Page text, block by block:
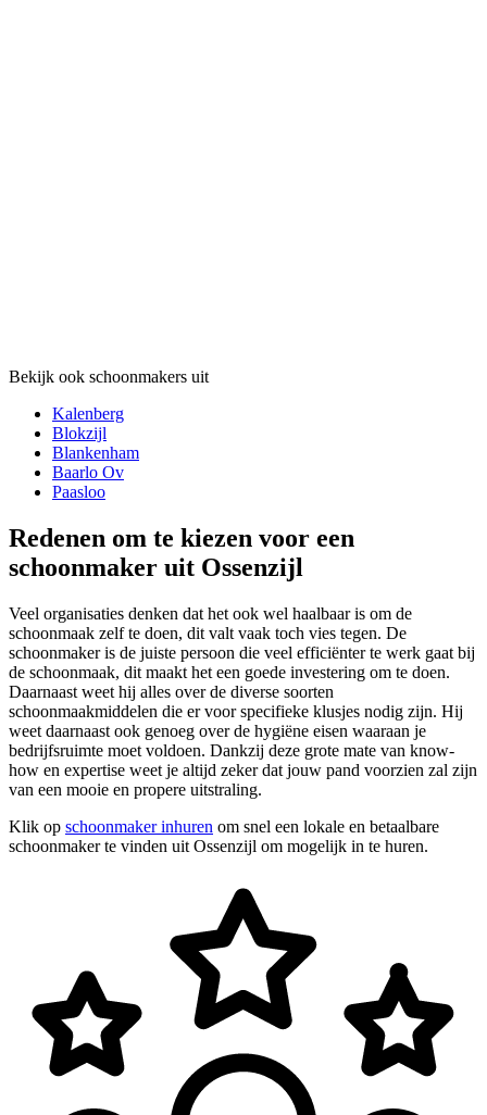
Bekijk ook schoonmakers uit
Kalenberg
Blokzijl
Blankenham
Baarlo Ov
Paasloo
Redenen om te kiezen voor een
schoonmaker uit Ossenzijl
Veel organisaties denken dat het ook wel haalbaar is om de
schoonmaak zelf te doen, dit valt vaak toch vies tegen. De
schoonmaker is de juiste persoon die veel efficiënter te werk gaat bij
de schoonmaak, dit maakt het een goede investering om te doen.
Daarnaast weet hij alles over de diverse soorten
schoonmaakmiddelen die er voor specifieke klusjes nodig zijn. Hij
weet daarnaast ook genoeg over de hygiëne eisen waaraan je
bedrijfsruimte moet voldoen. Dankzij deze grote mate van know-
how en expertise weet je altijd zeker dat jouw pand voorzien zal zijn
van een mooie en propere uitstraling.
Klik op schoonmaker inhuren om snel een lokale en betaalbare
schoonmaker te vinden uit Ossenzijl om mogelijk in te huren.